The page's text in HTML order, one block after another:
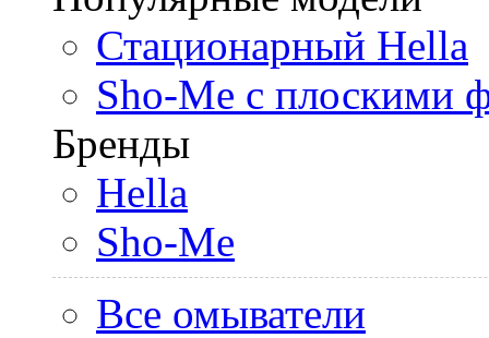
Стационарный Hella
Sho-Me с плоскими
Бренды
Hella
Sho-Me
Все омыватели